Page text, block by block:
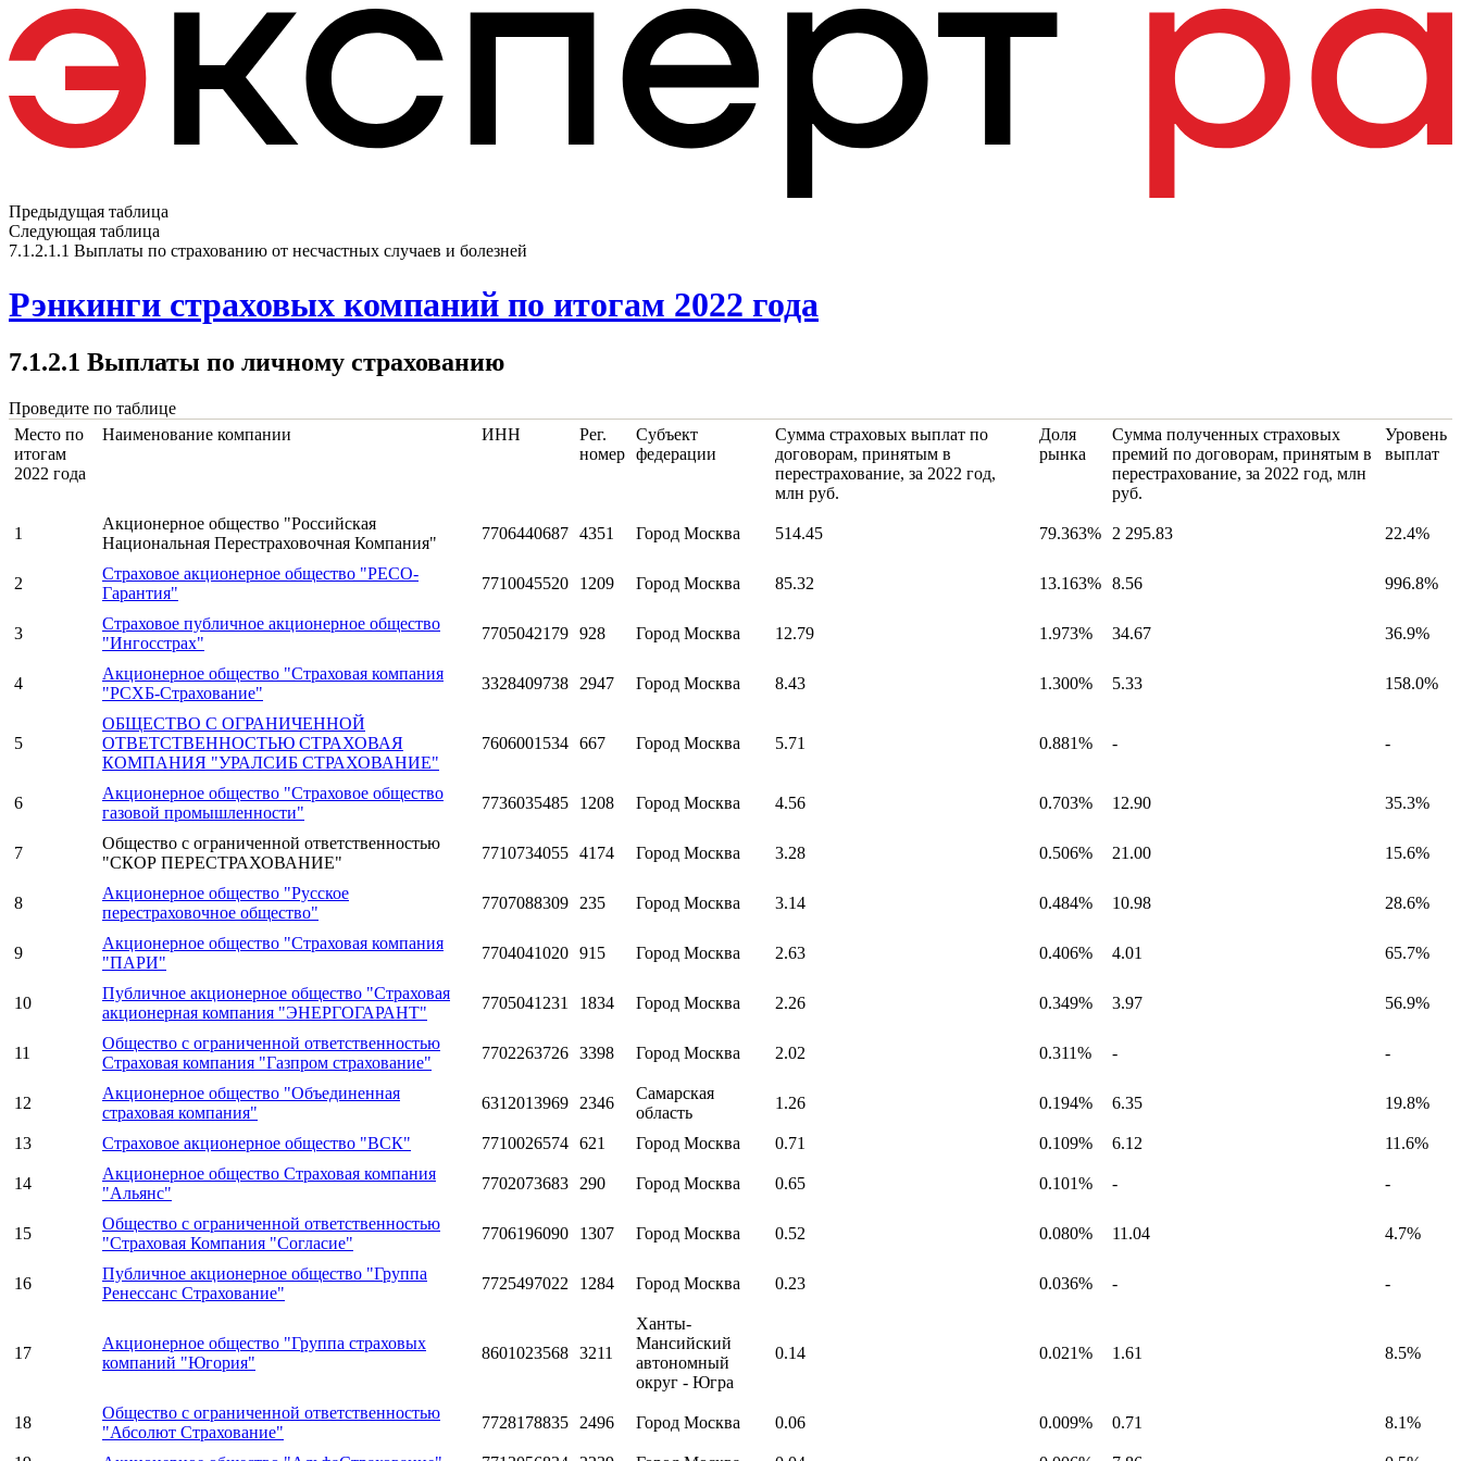
Предыдущая таблица
Следующая таблица
7.1.2.1.1 Выплаты по страхованию от несчастных случаев и болезней
Рэнкинги страховых компаний по итогам 2022 года
7.1.2.1 Выплаты по личному страхованию
Проведите по таблице
Место по
итогам
2022 года
Наименование компании ИНН
Рег.
номер
Субъект
федерации
Сумма страховых выплат по
договорам, принятым в
перестрахование, за 2022 год,
млн руб.
Доля
рынка
Сумма полученных страховых
премий по договорам, принятым в
перестрахование, за 2022 год, млн
руб.
Уровень
выплат
1
Акционерное общество "Российская
Национальная Перестраховочная Компания"
7706440687 4351 Город Москва 514.45 79.363% 2 295.83 22.4%
2
Страховое акционерное общество "РЕСО-
Гарантия"
7710045520 1209 Город Москва 85.32 13.163% 8.56 996.8%
3
Страховое публичное акционерное общество
"Ингосстрах"
7705042179 928 Город Москва 12.79 1.973% 34.67 36.9%
4
Акционерное общество "Страховая компания
"РСХБ-Страхование"
3328409738 2947 Город Москва 8.43 1.300% 5.33 158.0%
5
ОБЩЕСТВО С ОГРАНИЧЕННОЙ
ОТВЕТСТВЕННОСТЬЮ СТРАХОВАЯ
КОМПАНИЯ "УРАЛСИБ СТРАХОВАНИЕ"
7606001534 667 Город Москва 5.71 0.881% - -
6
Акционерное общество "Страховое общество
газовой промышленности"
7736035485 1208 Город Москва 4.56 0.703% 12.90 35.3%
7
Общество с ограниченной ответственностью
"СКОР ПЕРЕСТРАХОВАНИЕ"
7710734055 4174 Город Москва 3.28 0.506% 21.00 15.6%
8
Акционерное общество "Русское
перестраховочное общество"
7707088309 235 Город Москва 3.14 0.484% 10.98 28.6%
9
Акционерное общество "Страховая компания
"ПАРИ"
7704041020 915 Город Москва 2.63 0.406% 4.01 65.7%
10
Публичное акционерное общество "Страховая
акционерная компания "ЭНЕРГОГАРАНТ"
7705041231 1834 Город Москва 2.26 0.349% 3.97 56.9%
11
Общество с ограниченной ответственностью
Страховая компания "Газпром страхование"
7702263726 3398 Город Москва 2.02 0.311% - -
12
Акционерное общество "Объединенная
страховая компания"
6312013969 2346
Самарская
область
1.26 0.194% 6.35 19.8%
13 Страховое акционерное общество "ВСК" 7710026574 621 Город Москва 0.71 0.109% 6.12 11.6%
14
Акционерное общество Страховая компания
"Альянс"
7702073683 290 Город Москва 0.65 0.101% - -
15
Общество с ограниченной ответственностью
"Страховая Компания "Согласие"
7706196090 1307 Город Москва 0.52 0.080% 11.04 4.7%
16
Публичное акционерное общество "Группа
Ренессанс Страхование"
7725497022 1284 Город Москва 0.23 0.036% - -
17
Акционерное общество "Группа страховых
компаний "Югория"
8601023568 3211
Ханты-
Мансийский
автономный
округ - Югра
0.14 0.021% 1.61 8.5%
18
Общество с ограниченной ответственностью
"Абсолют Страхование"
7728178835 2496 Город Москва 0.06 0.009% 0.71 8.1%